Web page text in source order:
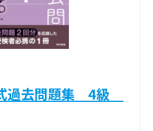
過去問題集 4級